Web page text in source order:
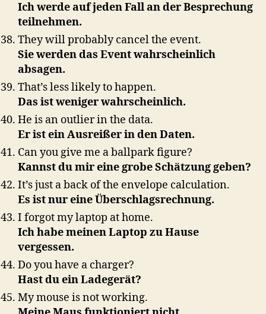
Ich werde auf jeden Fall an der Besprechung
teilnehmen.
They will probably cancel the event.
Sie werden das Event wahrscheinlich
absagen.
That’s less likely to happen.
Das ist weniger wahrscheinlich.
He is an outlier in the data.
Er ist ein Ausreißer in den Daten.
Can you give me a ballpark figure?
Kannst du mir eine grobe Schätzung geben?
It’s just a back of the envelope calculation.
Es ist nur eine Überschlagsrechnung.
I forgot my laptop at home.
Ich habe meinen Laptop zu Hause
vergessen.
Do you have a charger?
Hast du ein Ladegerät?
My mouse is not working.